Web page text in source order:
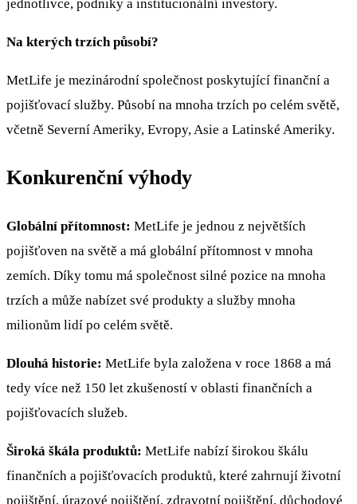
jednotlivce, podniky a institucionální investory.
Na kterých trzích působí?
MetLife je mezinárodní společnost poskytující finanční a
pojišťovací služby. Působí na mnoha trzích po celém světě,
včetně Severní Ameriky, Evropy, Asie a Latinské Ameriky.
Konkurenční výhody
Globální přítomnost: MetLife je jednou z největších
pojišťoven na světě a má globální přítomnost v mnoha
zemích. Díky tomu má společnost silné pozice na mnoha
trzích a může nabízet své produkty a služby mnoha
milionům lidí po celém světě.
Dlouhá historie: MetLife byla založena v roce 1868 a má
tedy více než 150 let zkušeností v oblasti finančních a
pojišťovacích služeb.
Široká škála produktů: MetLife nabízí širokou škálu
finančních a pojišťovacích produktů, které zahrnují životní
pojištění, úrazové pojištění, zdravotní pojištění, důchodové